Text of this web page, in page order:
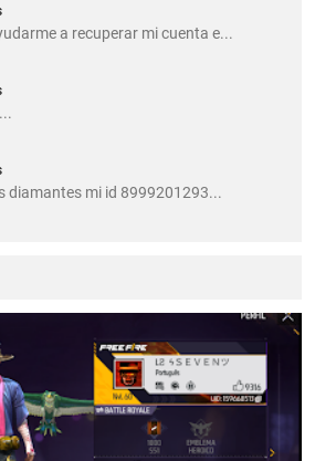
a recuperar mi cuenta e...
diamantes mi id 8999201293...